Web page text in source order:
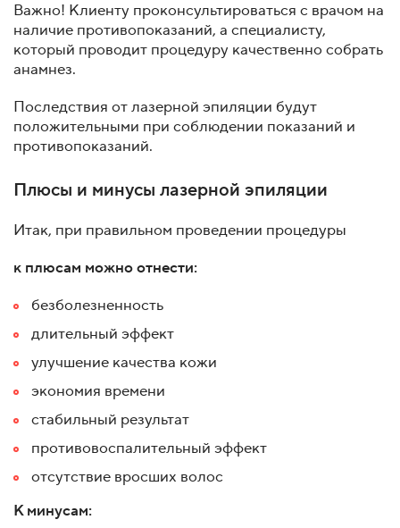
Важно! Клиенту проконсультироваться с врачом на
наличие противопоказаний, а специалисту,
который проводит процедуру качественно собрать
анамнез.
Последствия от лазерной эпиляции будут
положительными при соблюдении показаний и
противопоказаний.
Плюсы и минусы лазерной эпиляции
Итак, при правильном проведении процедуры
к плюсам можно отнести:
безболезненность
длительный эффект
улучшение качества кожи
экономия времени
стабильный результат
противовоспалительный эффект
отсутствие вросших волос
К минусам: